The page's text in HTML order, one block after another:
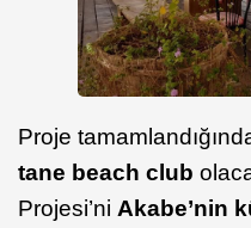
Proje
tane beach club
Projesi’ni Akabe’nin